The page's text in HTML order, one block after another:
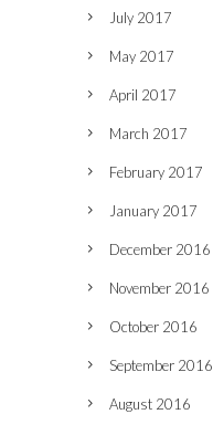
July 2017
May 2017
April 2017
March 2017
February 2017
January 2017
December 2016
November 2016
October 2016
September 2016
August 2016